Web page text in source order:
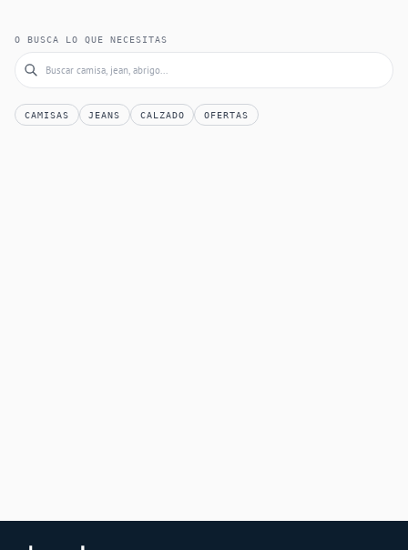
O BUSCA LO QUE NECESITAS
CAMISAS JEANS CALZADO OFERTAS